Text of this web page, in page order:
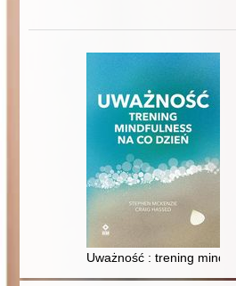
Uważność : trening